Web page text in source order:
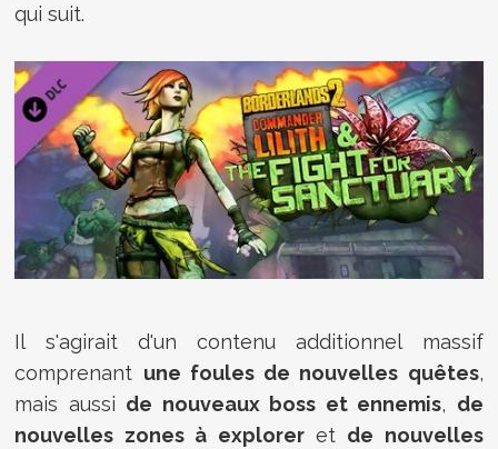
qui suit.
Il s'agirait d'un contenu additionnel massif
comprenant une foules de nouvelles quêtes,
mais aussi de nouveaux boss et ennemis, de
nouvelles zones à exploreret de nouvelles